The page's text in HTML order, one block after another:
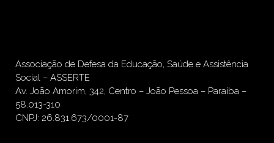
Associação de Defesa da Educação, Saúde e Assistência
Social – ASSERTE
Av. João Amorim, 342, Centro – João Pessoa – Paraíba –
58.013-310
CNPJ: 26.831.673/0001-87